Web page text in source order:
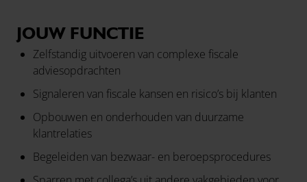
JOUW FUNCTIE
Zelfstandig uitvoeren van complexe fiscale
adviesopdrachten
Signaleren van fiscale kansen en risico’s bij klanten
Opbouwen en onderhouden van duurzame
klantrelaties
Begeleiden van bezwaar- en beroepsprocedures